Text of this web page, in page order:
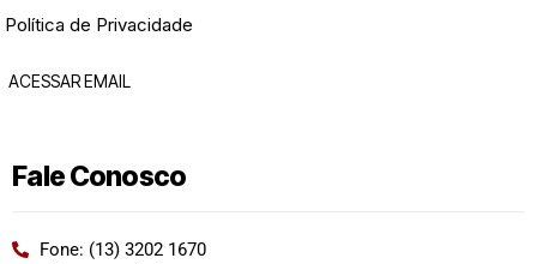
Política de Privacidade
ACESSAR EMAIL
Fale Conosco
Fone: (13) 3202 1670